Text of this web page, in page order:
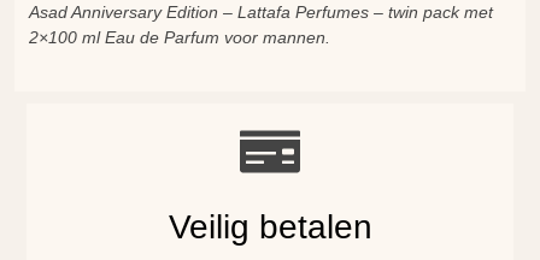
Asad Anniversary Edition – Lattafa Perfumes – twin pack met
2×100 ml Eau de Parfum voor mannen.
Veilig betalen